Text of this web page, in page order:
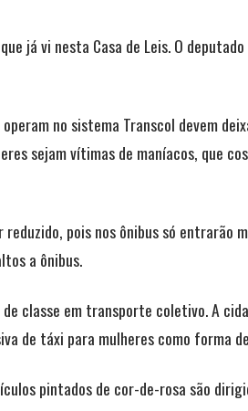
já vi nesta Casa de Leis. O
no sistema Transcol devem
sejam vítimas de maníacos, que
pois nos ônibus só
a ônibus.
classe em transporte coletivo. A
de táxi para mulheres como forma
pintados de cor-de-rosa são